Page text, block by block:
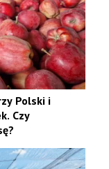
Polski i
Czy